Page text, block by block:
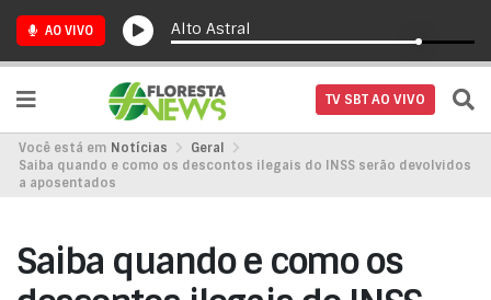
AO VIVO Alto Astral
TV SBT AO VIVO
Você está em Notícias
Geral
Saiba quando e como os descontos ilegais do INSS serão devolvidos
a aposentados
Saiba quando e como os